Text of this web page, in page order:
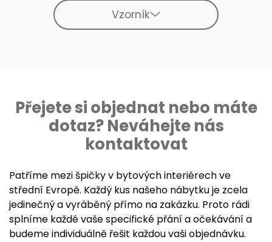
Vzorník
Přejete si objednat nebo máte
dotaz? Neváhejte nás
kontaktovat
Patříme mezi špičky v bytových interiérech ve
střední Evropě. Každý kus našeho nábytku je zcela
jedinečný a vyráběný přímo na zakázku. Proto rádi
splníme každé vaše specifické přání a očekávání a
budeme individuálně řešit každou vaši objednávku.